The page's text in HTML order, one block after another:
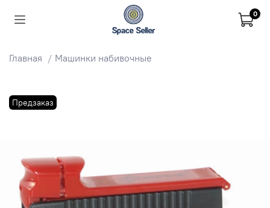
0
Главная Машинки набивочные
Предзаказ